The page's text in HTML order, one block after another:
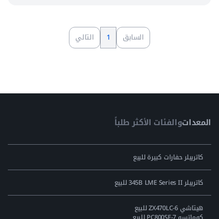
السابق 1 التالي
المعداتوالفئات الأكثر طلباً
كاتربيلر حفارات كبيرة للبيع
كاتربيلر 345B LME Series II للبيع
هيتاشي ZX470LC-6 للبيع